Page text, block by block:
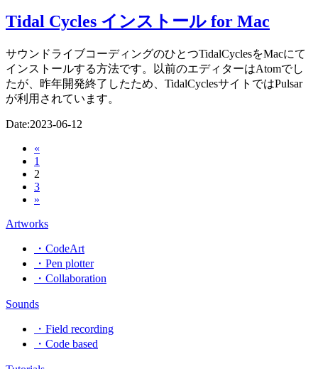
Tidal Cycles インストール for Mac
サウンドライブコーディングのひとつTidalCyclesをMacにて
インストールする方法です。以前のエディターはAtomでし
たが、昨年開発終了したため、TidalCyclesサイトではPulsar
が利用されています。
Date:2023-06-12
«
1
2
3
»
Artworks
・CodeArt
・Pen plotter
・Collaboration
Sounds
・Field recording
・Code based